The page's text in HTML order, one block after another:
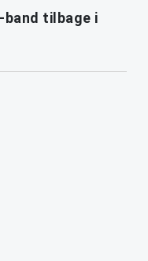
band tilbage i